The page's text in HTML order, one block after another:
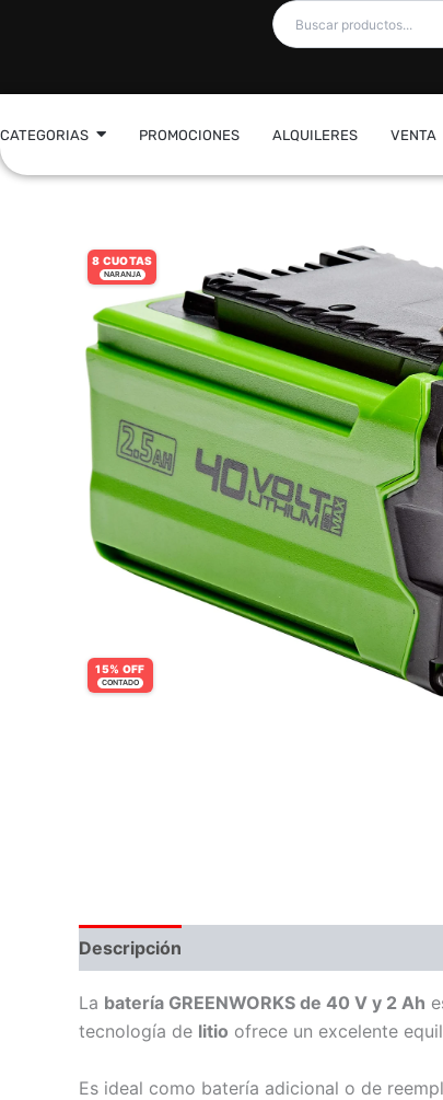
CATEGORIAS PROMOCIONES ALQUILERES VENTA
8 CUOTAS
NARANJA
15% OFF
CONTADO
Descripción
La batería GREENWORKS de 40 V y 2 Ah
tecnología de litio ofrece un excelente
Es ideal como batería adicional o de